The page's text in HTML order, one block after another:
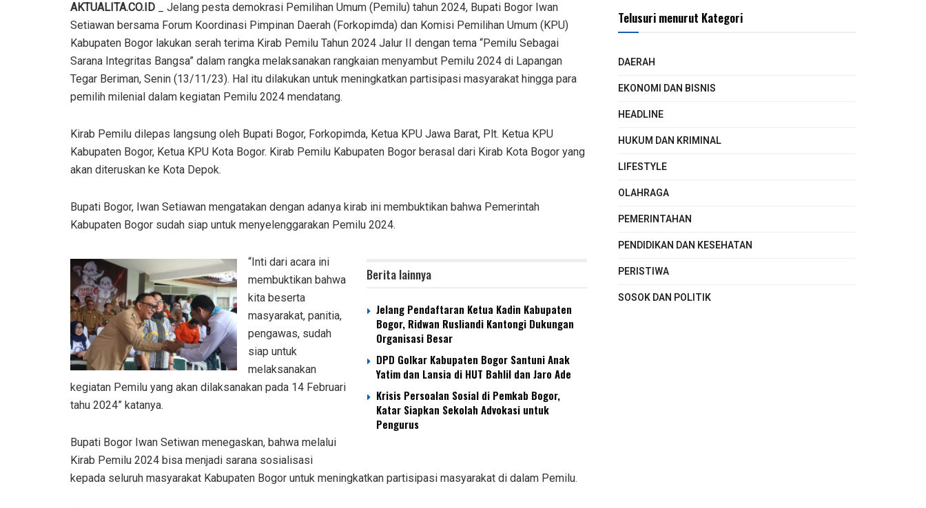
AKTUALITA.CO.ID _ Jelang pesta demokrasi Pemilihan Umum (Pemilu) tahun 2024, Bupati Bogor Iwan
Setiawan bersama Forum Koordinasi Pimpinan Daerah (Forkopimda) dan Komisi Pemilihan Umum (KPU)
Kabupaten Bogor lakukan serah terima Kirab Pemilu Tahun 2024 Jalur II dengan tema “Pemilu Sebagai
Sarana Integritas Bangsa” dalam rangka melaksanakan rangkaian menyambut Pemilu 2024 di Lapangan
Tegar Beriman, Senin (13/11/23). Hal itu dilakukan untuk meningkatkan partisipasi masyarakat hingga para
pemilih milenial dalam kegiatan Pemilu 2024 mendatang.
Kirab Pemilu dilepas langsung oleh Bupati Bogor, Forkopimda, Ketua KPU Jawa Barat, Plt. Ketua KPU
Kabupaten Bogor, Ketua KPU Kota Bogor. Kirab Pemilu Kabupaten Bogor berasal dari Kirab Kota Bogor yang
akan diteruskan ke Kota Depok.
Bupati Bogor, Iwan Setiawan mengatakan dengan adanya kirab ini membuktikan bahwa Pemerintah
Kabupaten Bogor sudah siap untuk menyelenggarakan Pemilu 2024.
Berita lainnya
Jelang Pendaftaran Ketua Kadin Kabupaten
Bogor, Ridwan Rusliandi Kantongi Dukungan
Organisasi Besar
DPD Golkar Kabupaten Bogor Santuni Anak
Yatim dan Lansia di HUT Bahlil dan Jaro Ade
Krisis Persoalan Sosial di Pemkab Bogor,
Katar Siapkan Sekolah Advokasi untuk
Pengurus
“Inti dari acara ini
membuktikan bahwa
kita beserta
masyarakat, panitia,
pengawas, sudah
siap untuk
melaksanakan
kegiatan Pemilu yang akan dilaksanakan pada 14 Februari
tahu 2024” katanya.
Bupati Bogor Iwan Setiwan menegaskan, bahwa melalui
Kirab Pemilu 2024 bisa menjadi sarana sosialisasi
kepada seluruh masyarakat Kabupaten Bogor untuk meningkatkan partisipasi masyarakat di dalam Pemilu.
Telusuri menurut Kategori
DAERAH
EKONOMI DAN BISNIS
HEADLINE
HUKUM DAN KRIMINAL
LIFESTYLE
OLAHRAGA
PEMERINTAHAN
PENDIDIKAN DAN KESEHATAN
PERISTIWA
SOSOK DAN POLITIK